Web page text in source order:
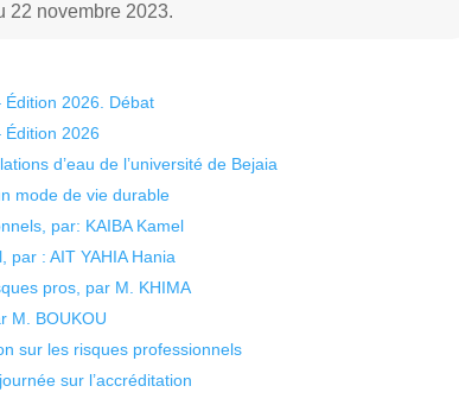
22 novembre 2023.
2026. Débat
2026
d’eau de l’université de Bejaia
mode de vie durable
par: KAIBA Kamel
par : AIT YAHIA Hania
pros, par M. KHIMA
M. BOUKOU
sur les risques professionnels
sur l’accréditation